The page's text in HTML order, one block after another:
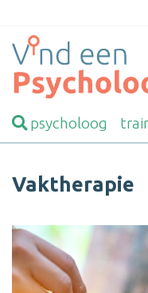
psycholoog
Vaktherapie